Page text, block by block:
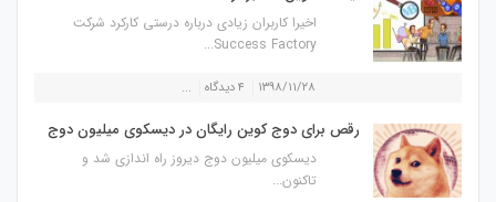
اخیرا کاربران زیادی درباره درستی کارکرد شرکت
Success Factory...
۱۳۹۸/۱۱/۲۸ ۴ دیدگاه ...
رقص برای دوج کوین رایگان در دیسکوی میلیون دوج
دیسکوی میلیون دوج دیروز راه اندازی شد و
تاکنون...